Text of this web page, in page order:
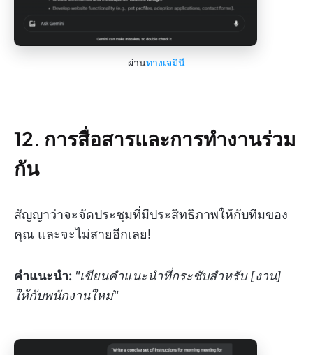
ผ่านทางเจมินี
12. การสื่อสารและการทำงานร่วม
กัน
สัญญาว่าจะจัดประชุมที่มีประสิทธิภาพให้กับทีมของ
คุณ และจะไม่สายอีกเลย!
คำแนะนำ: "เขียนคำแนะนำที่กระชับสำหรับ [งาน]
ให้กับพนักงานใหม่"